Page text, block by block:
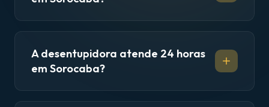
A desentupidora atende 24 horas
em Sorocaba?